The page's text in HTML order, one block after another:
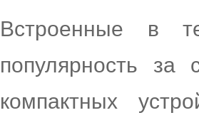
Встроенные в
популярность за
компактных